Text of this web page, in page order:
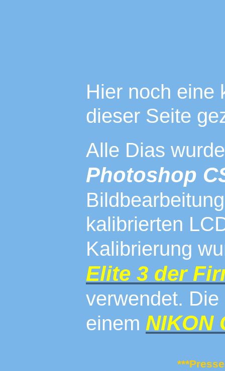
Hier noch eine
dieser Seite
Alle Dias
Photoshop
kalibrierten
Kalibrierung
Elite 3 der
verwendet.
einem NIKON